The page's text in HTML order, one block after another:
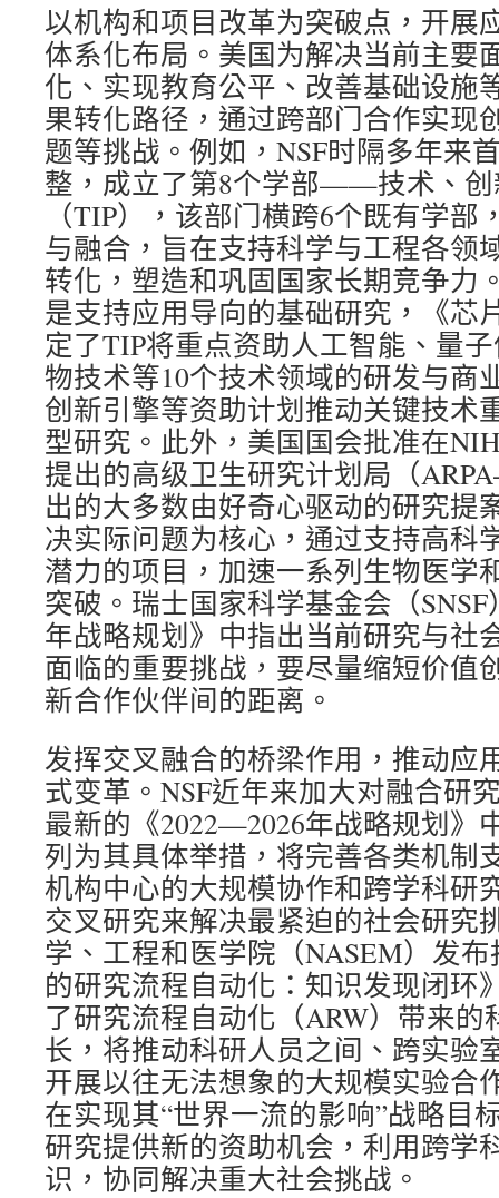
以机构和项目改革为突破点，开展
体系化布局。美国为解决当前主要
化、实现教育公平、改善基础设施
果转化路径，通过跨部门合作实现
题等挑战。例如，NSF时隔多年来
整，成立了第8个学部——技术、创
（TIP），该部门横跨6个既有学
与融合，旨在支持科学与工程各领
转化，塑造和巩固国家长期竞争力
是支持应用导向的基础研究，《芯
定了TIP将重点资助人工智能、量
物技术等10个技术领域的研发与商
创新引擎等资助计划推动关键技术
型研究。此外，美国国会批准在
提出的高级卫生研究计划局（
出的大多数由好奇心驱动的研究提
决实际问题为核心，通过支持高科
潜力的项目，加速一系列生物医学
突破。瑞士国家科学基金会（
年战略规划》中指出当前研究与社
面临的重要挑战，要尽量缩短价值
新合作伙伴间的距离。
发挥交叉融合的桥梁作用，推动应
式变革。NSF近年来加大对融合研
最新的《2022—2026年战略规划》
列为其具体举措，将完善各类机制
机构中心的大规模协作和跨学科研
交叉研究来解决最紧迫的社会研究
学、工程和医学院（NASEM）发
的研究流程自动化：知识发现闭环
了研究流程自动化（ARW）带来的
长，将推动科研人员之间、跨实验
开展以往无法想象的大规模实验合
在实现其“世界一流的影响”战略目
研究提供新的资助机会，利用跨学
识，协同解决重大社会挑战。